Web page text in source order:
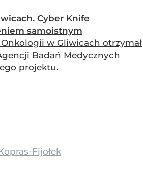
Cyber Knife
samoistnym
w Gliwicach otrzymał
Badań Medycznych
projektu.
Fijołek